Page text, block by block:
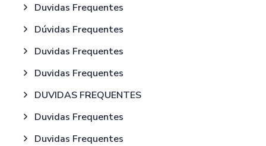
Duvidas Frequentes
Dúvidas Frequentes
Duvidas Frequentes
Duvidas Frequentes
DUVIDAS FREQUENTES
Duvidas Frequentes
Duvidas Frequentes